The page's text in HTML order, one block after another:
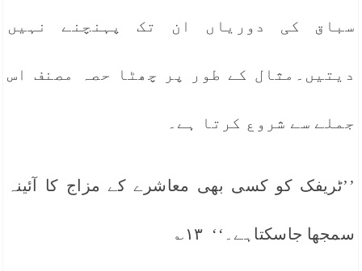
سباق کی دوریاں ان تک پہنچنے نہیں
دیتیں۔مثال کے طور پر چھٹا حصہ مصنف اس
جملے سے شروع کرتا ہے۔
’’ٹریفک کو کسی بھی معاشرے کے مزاج کا آئینہ
سمجھا جاسکتاہے۔‘‘ ۱۳؎